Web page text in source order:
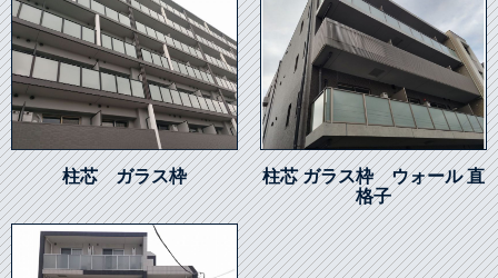
柱芯 ガラス枠
柱芯 ガラス枠 ウォール 直
格子